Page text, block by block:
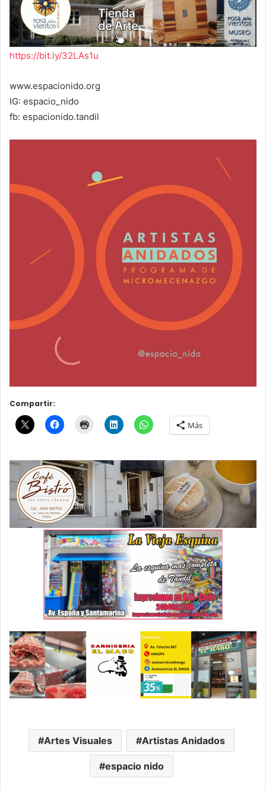
https://bit.ly/32LAs1u
www.espacionido.org
IG: espacio_nido
fb: espacionido.tandil
Compartir:
Más
Artes Visuales Artistas Anidados
espacio nido